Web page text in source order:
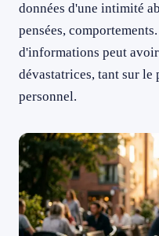
données d'une intimité
pensées,
d'informations peut
dévastatrices, tant sur le
personnel.